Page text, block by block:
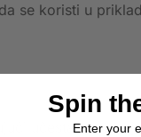
se koristi u
učestalost
Spin
Enter your